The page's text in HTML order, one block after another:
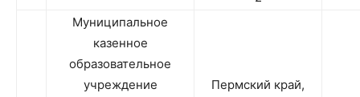
Муниципальное
казенное
образовательное
учреждение
Пермский край,